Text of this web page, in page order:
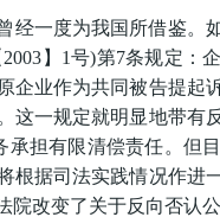
经一度为我国所借鉴。
】1号)第7条规定：
企业作为共同被告提起
这一规定就明显地带有
承担有限清偿责任。但
根据司法实践情况作
院改变了关于反向否认